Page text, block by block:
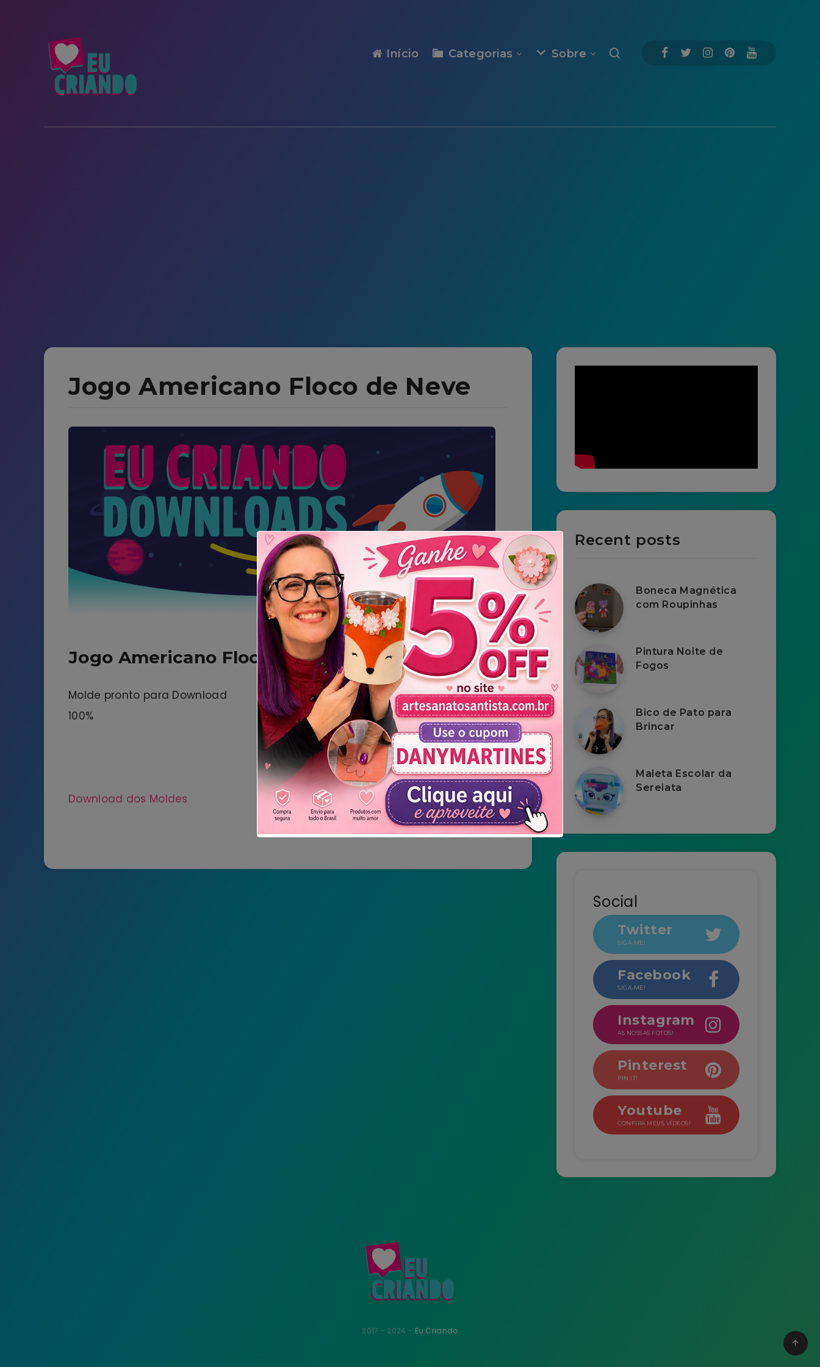
Início Categorias Sobre
Jogo Americano Floco de Neve
Jogo Americano Floco de Neve
Molde pronto para Download
100%
Download dos Moldes
Recent posts
Boneca Magnética
com Roupinhas
Pintura Noite de
Fogos
Bico de Pato para
Brincar
Maleta Escolar da
Sereiata
Social
Twitter
SIGA-ME!
Facebook
SIGA-ME!
Instagram
AS NOSSAS FOTOS!
Pinterest
PIN IT!
Youtube
CONFIRA MEUS VÍDEOS!
2017 - 2024 - Eu Criando